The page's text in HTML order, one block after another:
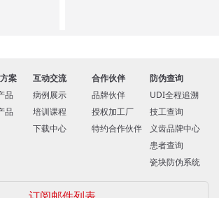
案
品
品
互动交流
病例展示
培训课程
下载中心
合作伙伴
品牌伙伴
授权加工厂
特约合作伙伴
防伪查询
UDI全程追溯
技工查询
义齿品牌中心
患者查询
瓷块防伪系统